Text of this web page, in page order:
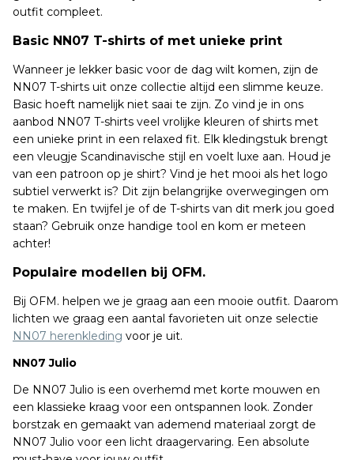
outfit compleet.
Basic NN07 T-shirts of met unieke print
Wanneer je lekker basic voor de dag wilt komen, zijn de
NN07 T-shirts uit onze collectie altijd een slimme keuze.
Basic hoeft namelijk niet saai te zijn. Zo vind je in ons
aanbod NN07 T-shirts veel vrolijke kleuren of shirts met
een unieke print in een relaxed fit. Elk kledingstuk brengt
een vleugje Scandinavische stijl en voelt luxe aan. Houd je
van een patroon op je shirt? Vind je het mooi als het logo
subtiel verwerkt is? Dit zijn belangrijke overwegingen om
te maken. En twijfel je of de T-shirts van dit merk jou goed
staan? Gebruik onze handige tool en kom er meteen
achter!
Populaire modellen bij OFM.
Bij OFM. helpen we je graag aan een mooie outfit. Daarom
lichten we graag een aantal favorieten uit onze selectie
NN07 herenkleding voor je uit.
NN07 Julio
De NN07 Julio is een overhemd met korte mouwen en
een klassieke kraag voor een ontspannen look. Zonder
borstzak en gemaakt van ademend materiaal zorgt de
NN07 Julio voor een licht draagervaring. Een absolute